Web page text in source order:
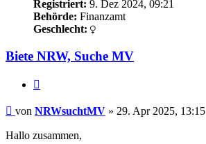
Registriert: 9. Dez 2024, 09:21
Behörde: Finanzamt
Geschlecht:
Biete NRW, Suche MV
Beitrag
von NRWsuchtMV » 29. Apr 2025, 13:15
Hallo zusammen,